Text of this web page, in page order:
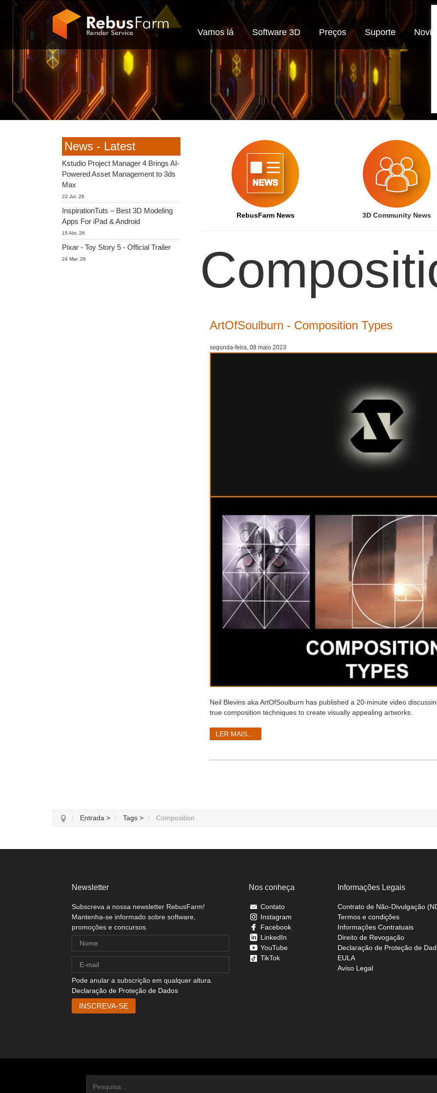
Vamos lá Software 3D Preços Suporte
RebusFarm News 3D Community News
ArtOfSoulburn - Composition Types
segunda-feira, 08 maio 2023
Neil Blevins aka ArtOfSoulburn has published a 20-minute video
true composition techniques to create visually appealing artworks.
LER MAIS...
News - Latest
Kstudio Project Manager 4 Brings AI-
Powered Asset Management to 3ds
Max
22 Jul. 26
InspirationTuts – Best 3D Modeling
Apps For iPad & Android
15 Abr. 26
Pixar - Toy Story 5 - Official Trailer
24 Mar. 26
Entrada > Tags > Composition
Newsletter
Subscreva a nossa newsletter RebusFarm!
Mantenha-se informado sobre software,
promoções e concursos.
Pode anular a subscrição em qualquer altura.
Declaração de Proteção de Dados
Nos conheça
Contato
Instagram
Facebook
LinkedIn
YouTube
TikTok
Informações Legais
Contrato de Não-Divulgação
Termos e condições
Informações Contratuais
Direito de Revogação
Declaração de Proteção de
EULA
Aviso Legal